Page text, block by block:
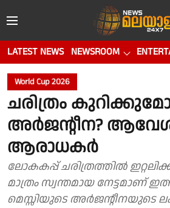
LATEST NEWS NEWSROOM
World Cup 2026
ചരിത്രം
അർജൻ്റീന?
ആരാധകർ
ലോകകപ്പ് ചരിത്രത്തിൽ
മാത്രം സ്വന്തമായ നേട്ടമാണ്
മെസ്സിയുടെ അർജൻ്റീനയുടെ